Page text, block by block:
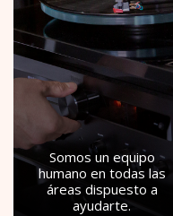
Somos un equipo
humano en todas las
áreas dispuesto a
ayudarte.